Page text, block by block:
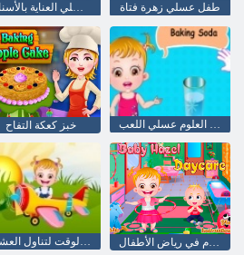
طفل عسلي العناية بالأسنان طفل عسلي زهرة فتاة
خبز كعكة التفاح طفل معرض العلوم عسلي اللعب
طفل عسلي: الوقت لتناول العشاء
طفل عسلي: يوم في رياض الأطفال